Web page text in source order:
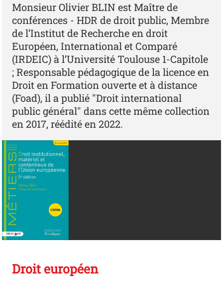
Monsieur Olivier BLIN est Maître de
conférences - HDR de droit public, Membre
de l’Institut de Recherche en droit
Européen, International et Comparé
(IRDEIC) à l’Université Toulouse 1-Capitole
; Responsable pédagogique de la licence en
Droit en Formation ouverte et à distance
(Foad), il a publié "Droit international
public général" dans cette même collection
en 2017, réédité en 2022.
Droit européen